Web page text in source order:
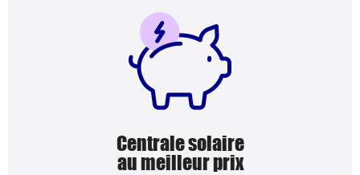
Centrale solaire
au meilleur prix